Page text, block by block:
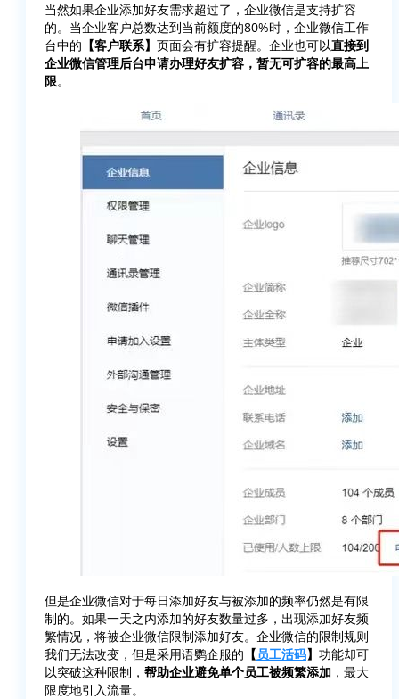
当然如果企业添加好友需求超过了，企业微信是支持扩容
的。当企业客户总数达到当前额度的80%时，企业微信工作
台中的 【客户联系】 页面会有扩容提醒。企业也可以直接到
企业微信管理后台申请办理好友扩容，暂无可扩容的最高上
限。
但是企业微信对于每日添加好友与被添加的频率仍然是有限
制的。如果一天之内添加的好友数量过多，出现添加好友频
繁情况，将被企业微信限制添加好友。企业微信的限制规则
我们无法改变，但是采用语鹦企服的 【员工活码】 功能却可
以突破这种限制， 帮助企业避免单个员工被频繁添加 ，最大
限度地引入流量。